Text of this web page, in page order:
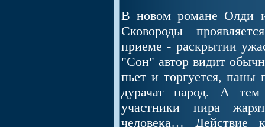
В новом романе Олди
Сковороды
приеме - раскрытии
"Сон" автор видит
пьет и торгуется,
дурачат народ. А
участники пира
человека… Действие